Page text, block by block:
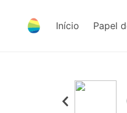
Início Papel